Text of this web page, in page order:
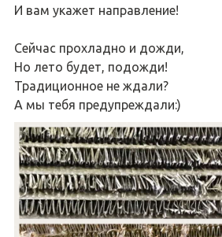
И вам укажет направление!
Сейчас прохладно и дожди,
Но лето будет, подожди!
Традиционное не ждали?
А мы тебя предупреждали:)